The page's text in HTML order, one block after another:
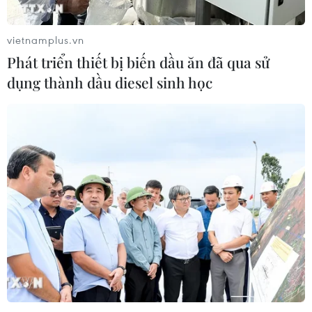
củng cố chủ quyền số
08/08/2026 04:15
Liên hợp quốc kêu gọi chấm dứt tấn
07/08/2026 04:29
Chính sách nhà ở của nước Anh -
Góc tham chiếu cho Việt Nam
07/08/2026 04:08
Bỉ tìm ra hướng đi mới trong điều trị
vietnamplus.vn
Phát triển thiết bị biến dầu ăn đã qua sử
dụng thành dầu diesel sinh học